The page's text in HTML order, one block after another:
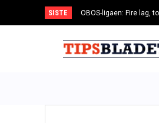
SISTE OBOS-ligaen: Fire lag,